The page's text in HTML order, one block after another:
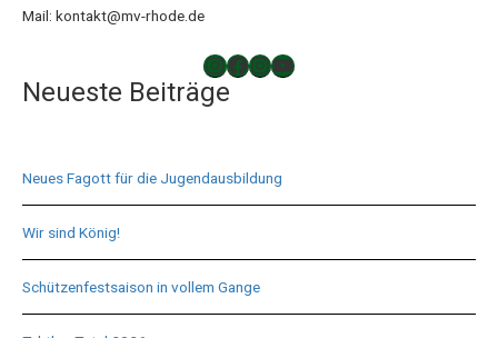
Mail: kontakt@mv-rhode.de
TAKTLOS
Musikverein Rhode
Musikverein Rhode
YouTube
Neueste Beiträge
Neues Fagott für die Jugendausbildung
Wir sind König!
Schützenfestsaison in vollem Gange